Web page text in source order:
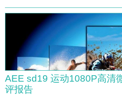
AEE sd19 运动1080P高清
评报告